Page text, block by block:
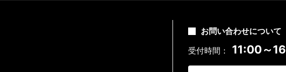
お問い合わせについて
受付時間：
11:00～